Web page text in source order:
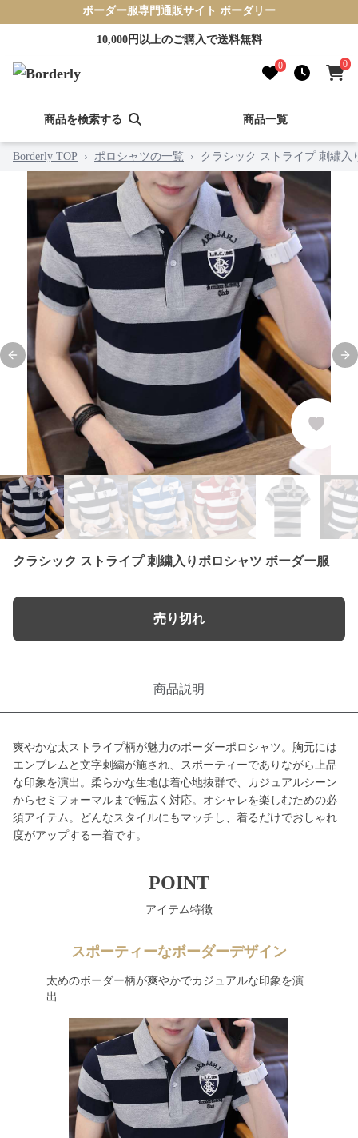
ボーダー服専門通販サイト ボーダリー
10,000円以上のご購入で送料無料
0 0
商品を検索する 商品一覧
Borderly TOP › ポロシャツの一覧 › クラシック ストライプ 刺繍入
Previous slide
クラシック ストライプ 刺繍入りポロシャツ ボーダー服
売り切れ
商品説明
爽やかな太ストライプ柄が魅力のボーダーポロシャツ。胸元には
エンブレムと文字刺繍が施され、スポーティーでありながら上品
な印象を演出。柔らかな生地は着心地抜群で、カジュアルシーン
からセミフォーマルまで幅広く対応。オシャレを楽しむための必
須アイテム。どんなスタイルにもマッチし、着るだけでおしゃれ
度がアップする一着です。
POINT
アイテム特徴
スポーティーなボーダーデザイン
太めのボーダー柄が爽やかでカジュアルな印象を演
出